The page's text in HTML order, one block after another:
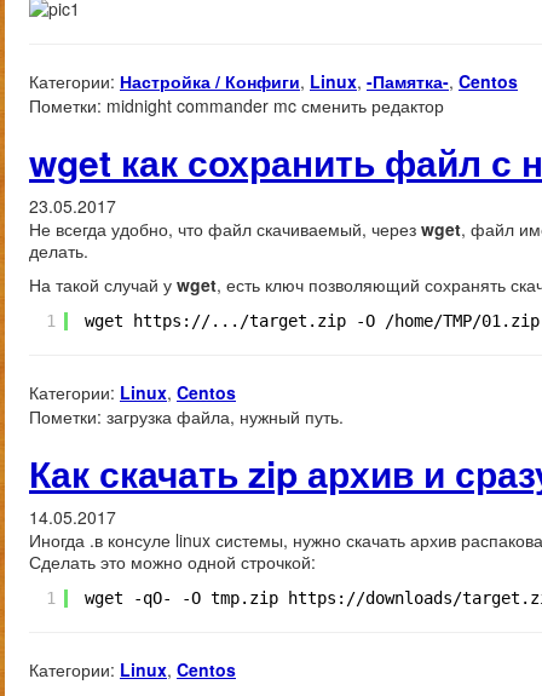
Категории: Настройка / Конфиги, Linux, -Памятка-, Centos
Пометки: midnight commander mc сменить редактор
wget как сохранить файл
23.05.2017
Не всегда удобно, что файл скачиваемый, через wget, файл
делать.
На такой случай у wget, есть ключ позволяющий сохранять
1 wget https: //... /target .zip -O /home/TMP/01.zip
Категории: Linux, Centos
Пометки: загрузка файла, нужный путь.
Как скачать zip архив и
14.05.2017
Иногда .в консуле linux системы, нужно скачать архив
Сделать это можно одной строчкой:
1 wget -qO- -O tmp.zip https: //downloads/target
Категории: Linux, Centos